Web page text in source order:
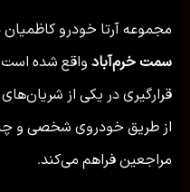
مجموعه آرتا خودرو کاظمیان
سمت خرم‌آباد واقع شده
قرارگیری در یکی از
از طریق خودروی شخصی و چه
مراجعین فراهم می‌کند.